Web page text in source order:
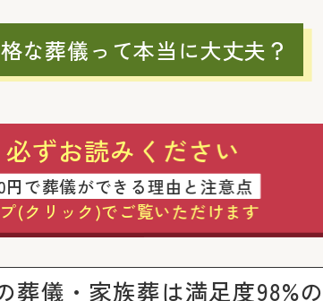
な葬儀って本当に大丈夫？
必ずお読みください
円で葬儀ができる理由と注意点
(クリック)でご覧いただけます
葬儀・家族葬は満足度98%